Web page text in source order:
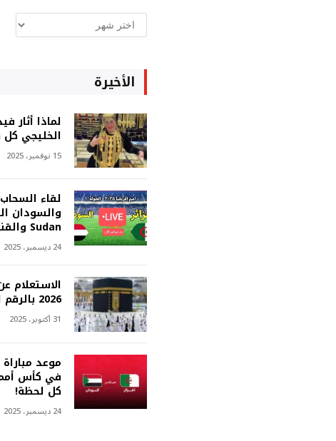
ارشيف
غربة
الأخيرة
لماذا أثار
الخليجي
15 نوفمبر، 2025
لقاء
Sudan والقنوات الناقلة
24 ديسمبر، 2025
الاستعلام
2026 بالرقم القومي
31 أكتوبر، 2025
موعد
في كأس أمم
كل لحظة!
24 ديسمبر، 2025